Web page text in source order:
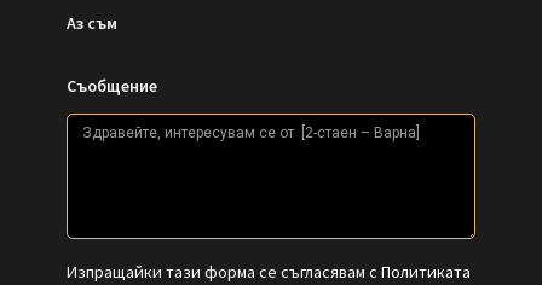
Аз съм
Съобщение
Изпращайки тази форма се съгласявам с Политиката